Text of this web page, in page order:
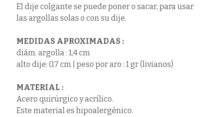
El dije colgante se puede poner o sacar, para usar
las argollas solas o con su dije.
MEDIDAS APROXIMADAS :
diám. argolla : 1,4 cm
alto dije: 0,7 cm | peso por aro : 1 gr (livianos)
MATERIAL :
Acero quirúrgico y acrílico.
Este material es hipoalergénico.